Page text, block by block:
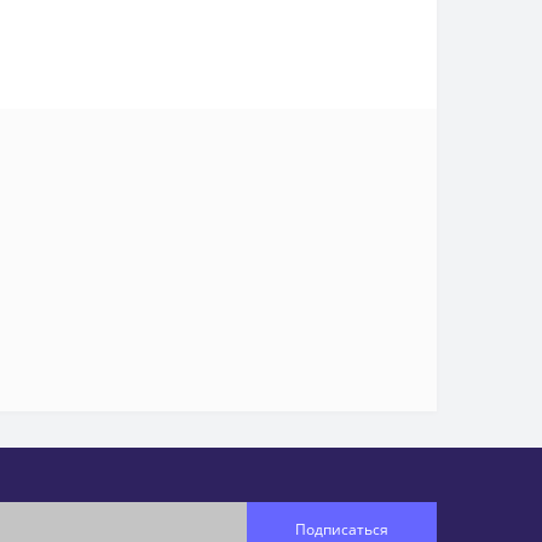
Подписаться